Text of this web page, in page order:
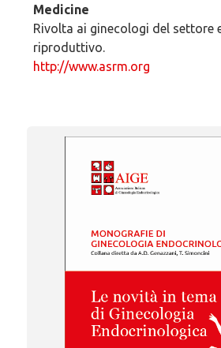
Medicine
Rivolta ai ginecologi del settore
riproduttivo.
http://www.asrm.org